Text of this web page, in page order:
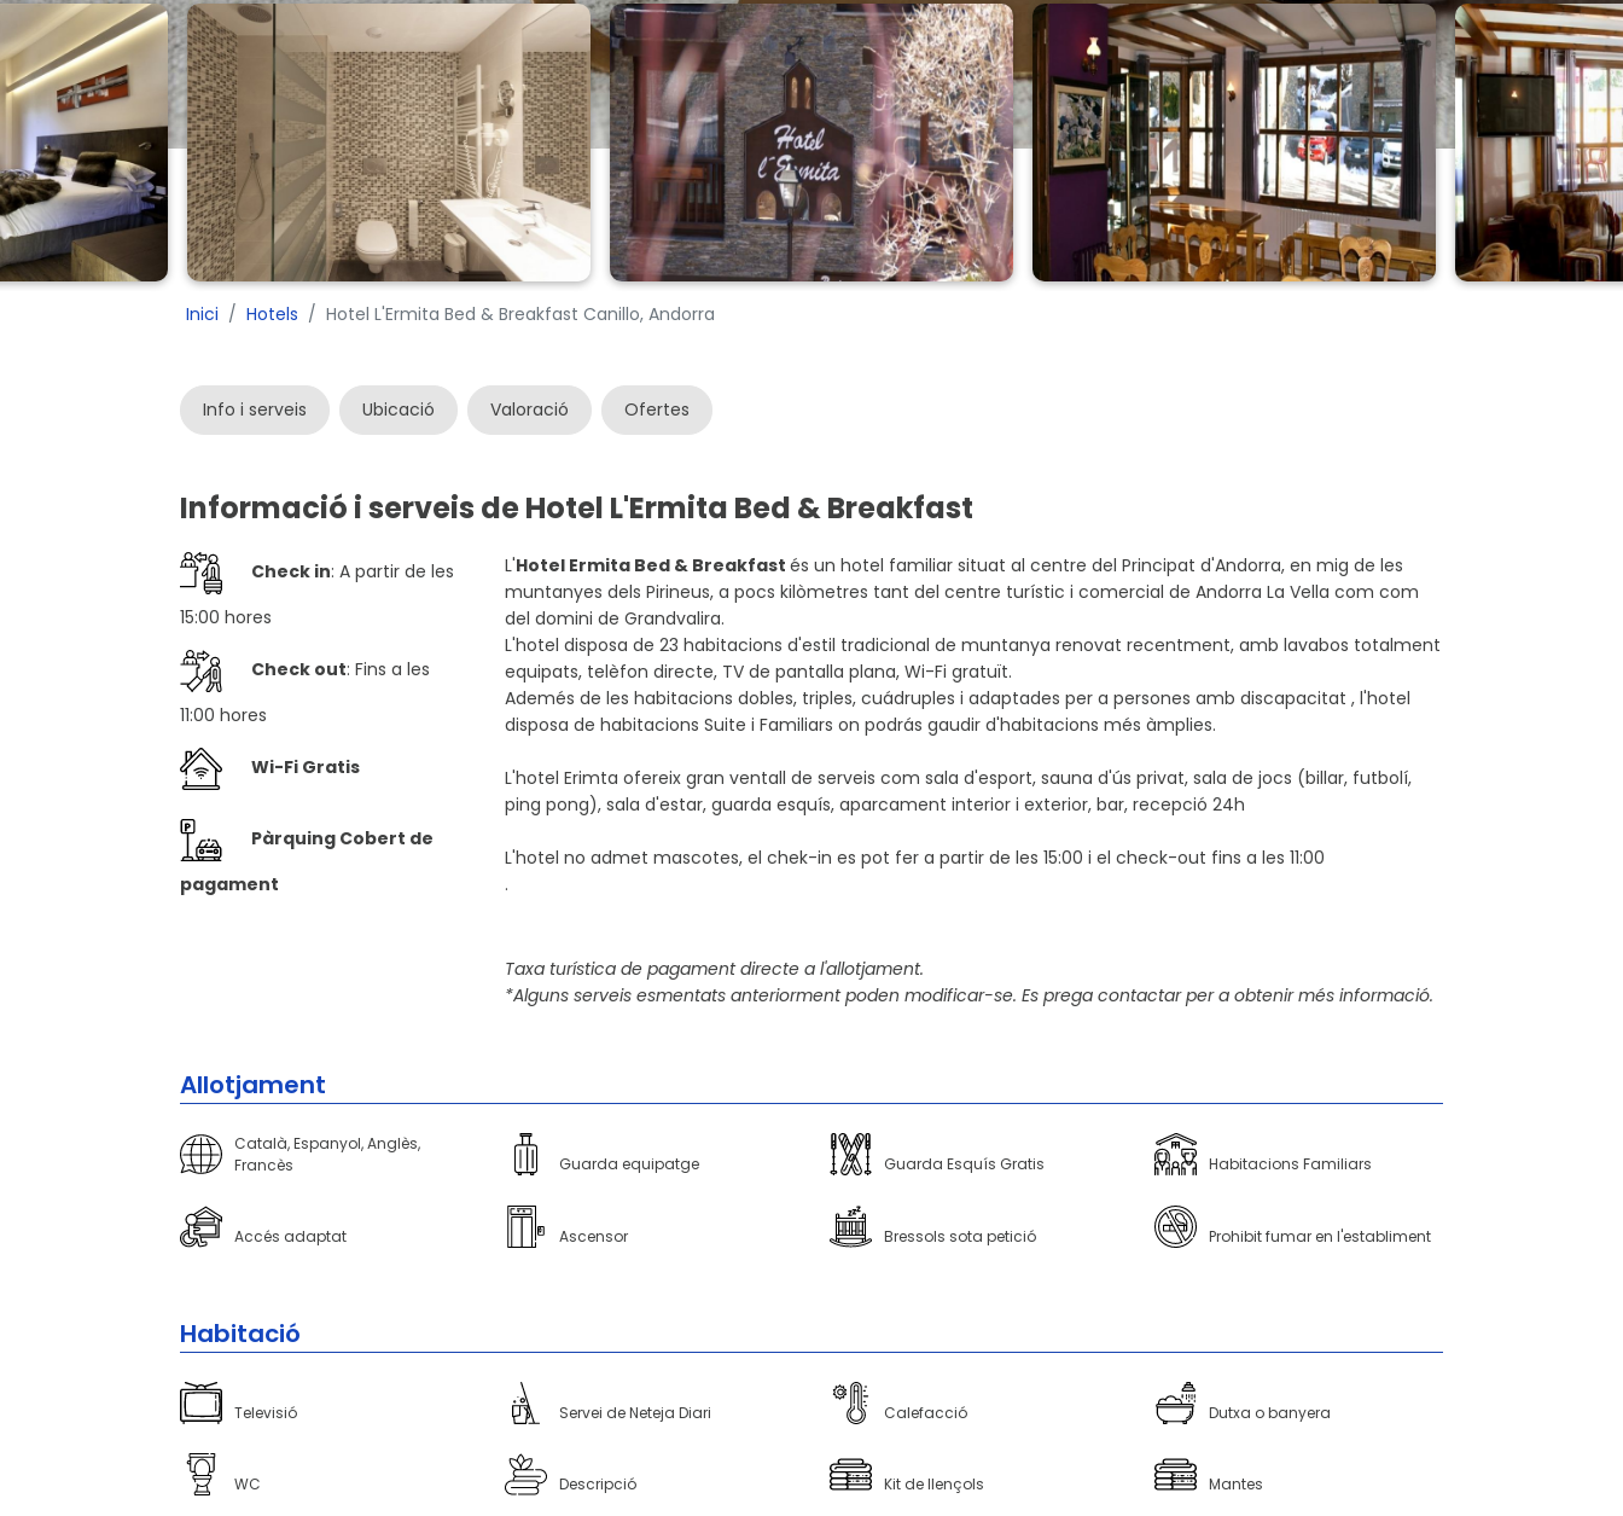
Inici Hotels Hotel L'Ermita Bed & Breakfast Canillo, Andorra
Info i serveis Ubicació Valoració Ofertes
Informació i serveis de Hotel L'Ermita Bed & Breakfast
Check in: A partir de les
15:00 hores
Check out: Fins a les
11:00 hores
Wi-Fi Gratis
Pàrquing Cobert de
pagament
L'Hotel Ermita Bed & Breakfastés un hotel familiar situat al centre del Principat d'Andorra, en mig de les
muntanyes dels Pirineus, a pocs kilòmetres tant del centre turístic i comercial de Andorra La Vella com com
del domini de Grandvalira.
L'hotel disposa de 23 habitacions d'estil tradicional de muntanya renovat recentment, amb lavabos totalment
equipats, telèfon directe, TV de pantalla plana, Wi-Fi gratuït.
Ademés de les habitacions dobles, triples, cuádruples i adaptades per a persones amb discapacitat , l'hotel
disposa de habitacions Suite i Familiars on podrás gaudir d'habitacions més àmplies.
L'hotel Erimta ofereix gran ventall de serveis com sala d'esport, sauna d'ús privat, sala de jocs (billar, futbolí,
ping pong), sala d'estar, guarda esquís, aparcament interior i exterior, bar, recepció 24h
L'hotel no admet mascotes, el chek-in es pot fer a partir de les 15:00 i el check-out fins a les 11:00
.
Taxa turística de pagament directe a l'allotjament.
*Alguns serveis esmentats anteriorment poden modificar-se. Es prega contactar per a obtenir més informació.
Allotjament
Català, Espanyol, Anglès,
Francès
Guarda equipatge Guarda Esquís Gratis Habitacions Familiars
Accés adaptat Ascensor Bressols sota petició Prohibit fumar en l'establiment
Habitació
Televisió Servei de Neteja Diari Calefacció Dutxa o banyera
WC Descripció Kit de llençols Mantes